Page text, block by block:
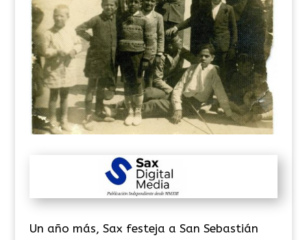
Un año más, Sax festeja a San Sebastián